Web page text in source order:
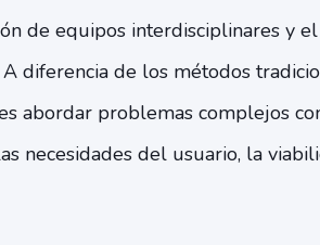
de equipos interdisciplinares y
A diferencia de los métodos
abordar problemas complejos
necesidades del usuario, la